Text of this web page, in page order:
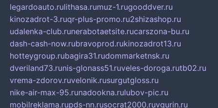
legardoauto.rulithasa.rumuz-1.rugooddver.ru
kinozadrot-3.ruqr-plus-promo.ru2shizashop.ru
udalenka-club.runerabotaetsite.rucarszona-bu.ru
dash-cash-now.rubravoprod.rukinozadrot13.ru
hotteygroup.rubagira31.rudommarketnsk.ru
dveriland73.runis-glonass51.ruveles-doroga.rutb02.ru
vrema-zdorov.ruvelonik.rusurgutgloss.ru
nike-air-max-95.runadookna.rulubov-pic.ru
mobilreklama.rupds-nn.rusocrat2000.ruvgurin.ru